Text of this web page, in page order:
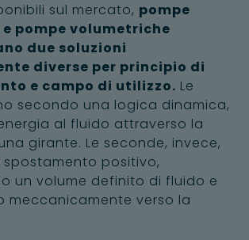
sul mercato, pompe
pompe volumetriche
due soluzioni
diverse per principio di
e campo di utilizzo. Le
secondo una logica dinamica,
al fluido attraverso la
girante. Le seconde, invece,
positivo,
un volume definito di fluido e
meccanicamente verso la